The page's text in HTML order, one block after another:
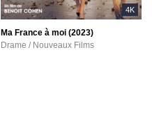
4K
Ma France à moi (2023)
Drame / Nouveaux Films